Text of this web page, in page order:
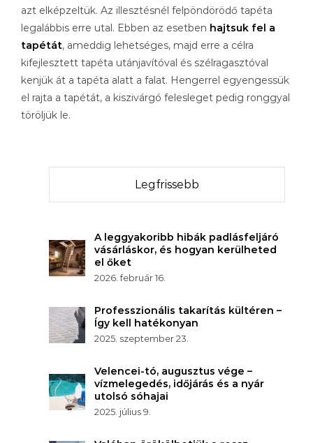
azt elképzeltük. Az illesztésnél felpöndörödő tapéta
legalábbis erre utal. Ebben az esetben hajtsuk fel a
tapétát, ameddig lehetséges, majd erre a célra
kifejlesztett tapéta utánjavítóval és szélragasztóval
kenjük át a tapéta alatt a falat. Hengerrel egyengessük
el rajta a tapétát, a kiszivárgó felesleget pedig ronggyal
töröljük le.
Legfrissebb
A leggyakoribb hibák padlásfeljáró
vásárláskor, és hogyan kerülheted
el őket
2026. február 16.
Professzionális takarítás kültéren –
Így kell hatékonyan
2025. szeptember 23.
Velencei-tó, augusztus vége –
vízmelegedés, időjárás és a nyár
utolsó sóhajai
2025. július 9.